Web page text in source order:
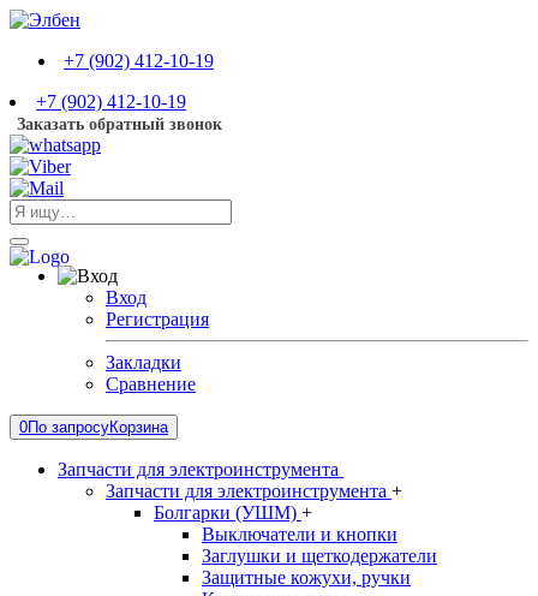
+7 (902) 412-10-19
+7 (902) 412-10-19
Заказать обратный звонок
Вход
Регистрация
Закладки
Сравнение
0По запросуКорзина
Запчасти для электроинструмента
Запчасти для электроинструмента +
Болгарки (УШМ) +
Выключатели и кнопки
Заглушки и щеткодержатели
Защитные кожухи, ручки